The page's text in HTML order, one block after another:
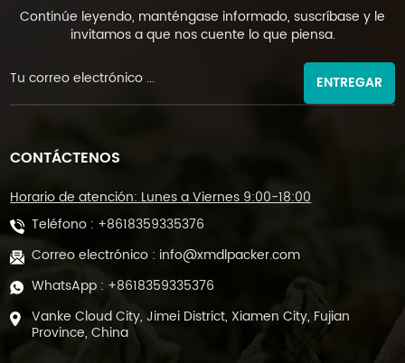
Continúe leyendo, manténgase informado, suscríbase y le
invitamos a que nos cuente lo que piensa.
ENTREGAR
CONTÁCTENOS
Horario de atención: Lunes a Viernes 9:00-18:00
Teléfono : +8618359335376
Correo electrónico : info@xmdlpacker.com
WhatsApp : +8618359335376
Vanke Cloud City, Jimei District, Xiamen City, Fujian
Province, China